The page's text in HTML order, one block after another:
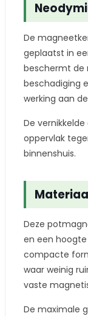
De
geplaatst in
beschermt de
beschadiging
werking aan
De
oppervlak
binnenshuis.
Deze
en een
compacte
waar weinig
vaste
De maximale